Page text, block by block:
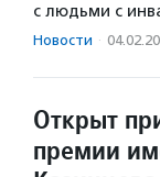
с людьми с
Новости ·
Открыт
премии